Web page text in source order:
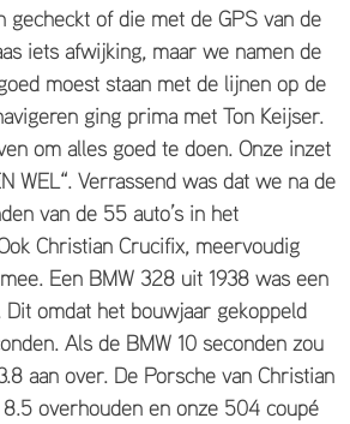
gecheckt of die met de GPS van de
iets afwijking, maar we namen de
moest staan met de lijnen op de
ging prima met Ton Keijser.
om alles goed te doen. Onze inzet
WEL“. Verrassend was dat we na de
van de 55 auto’s in het
Christian Crucifix, meervoudig
Een BMW 328 uit 1938 was een
omdat het bouwjaar gekoppeld
Als de BMW 10 seconden zou
aan over. De Porsche van Christian
overhouden en onze 504 coupé